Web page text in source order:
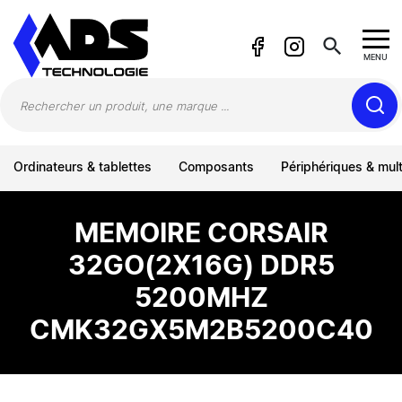
search MENU
Ordinateurs & tablettes Composants Périphériques &
MEMOIRE CORSAIR
32GO(2X16G) DDR5
5200MHZ
CMK32GX5M2B5200C40